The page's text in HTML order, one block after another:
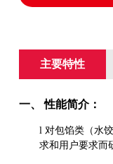
主要特性
一、 性能简介：
l 对包馅类（水饺
求和用户要求而